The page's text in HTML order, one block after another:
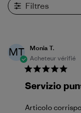
Filtres
MT
Monia T.
Acheteur vérifié
Servizio
Articolo